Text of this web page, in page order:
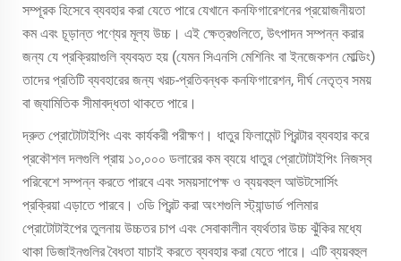
সম্পূরক হিসেবে ব্যবহার করা যেতে পারে যেখানে কনফিগারেশনের প্রয়োজনীয়তা
কম এবং চূড়ান্ত পণ্যের মূল্য উচ্চ। এই ক্ষেত্রগুলিতে, উৎপাদন সম্পন্ন করার
জন্য যে প্রক্রিয়াগুলি ব্যবহৃত হয় (যেমন সিএনসি মেশিনিং বা ইনজেকশন মোল্ডিং)
তাদের প্রতিটি ব্যবহারের জন্য খরচ-প্রতিবন্ধক কনফিগারেশন, দীর্ঘ নেতৃত্ব সময়
বা জ্যামিতিক সীমাবদ্ধতা থাকতে পারে।
দ্রুত প্রোটোটাইপিং এবং কার্যকরী পরীক্ষণ। ধাতুর ফিলামেন্ট প্রিন্টার ব্যবহার করে
প্রকৌশল দলগুলি প্রায় ১০,০০০ ডলারের কম ব্যয়ে ধাতুর প্রোটোটাইপিং নিজস্ব
পরিবেশে সম্পন্ন করতে পারবে এবং সময়সাপেক্ষ ও ব্যয়বহুল আউটসোর্সিং
প্রক্রিয়া এড়াতে পারবে। ৩ডি প্রিন্ট করা অংশগুলি স্ট্যান্ডার্ড পলিমার
প্রোটোটাইপের তুলনায় উচ্চতর চাপ এবং সেবাকালীন ব্যর্থতার উচ্চ ঝুঁকির মধ্যে
থাকা ডিজাইনগুলির বৈধতা যাচাই করতে ব্যবহার করা যেতে পারে। এটি ব্যয়বহুল